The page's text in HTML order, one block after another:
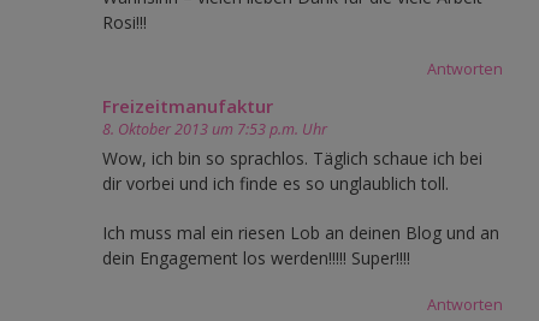
Rosi!!!
Antworten
Freizeitmanufaktur
8. Oktober 2013 um 7:53 p.m. Uhr
Wow, ich bin so sprachlos. Täglich schaue ich bei
dir vorbei und ich finde es so unglaublich toll.
Ich muss mal ein riesen Lob an deinen Blog und an
dein Engagement los werden!!!!! Super!!!!
Antworten